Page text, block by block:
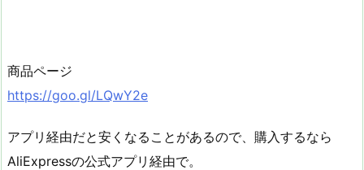
商品ページ
https://goo.gl/LQwY2e
アプリ経由だと安くなることがあるので、購入するなら
AliExpressの公式アプリ経由で。